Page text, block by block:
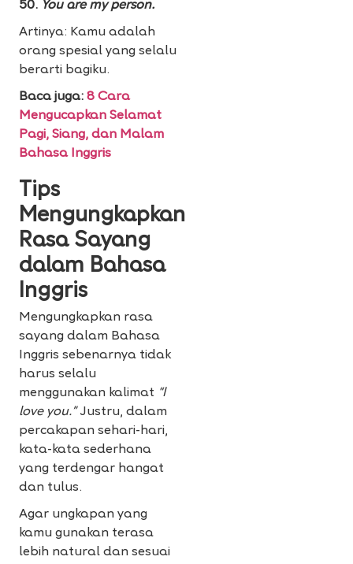
50. You are my person.
Artinya: Kamu adalah
orang spesial yang selalu
berarti bagiku.
Baca juga: 8 Cara
Mengucapkan Selamat
Pagi, Siang, dan Malam
Bahasa Inggris
Tips
Mengungkapkan
Rasa Sayang
dalam Bahasa
Inggris
Mengungkapkan rasa
sayang dalam Bahasa
Inggris sebenarnya tidak
harus selalu
menggunakan kalimat “I
love you.”Justru, dalam
percakapan sehari-hari,
kata-kata sederhana
yang terdengar hangat
dan tulus.
Agar ungkapan yang
kamu gunakan terasa
lebih natural dan sesuai